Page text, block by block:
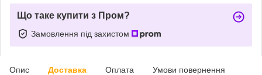
Що таке купити з Пром?
Замовлення під захистом
Опис Доставка Оплата Умови повернення